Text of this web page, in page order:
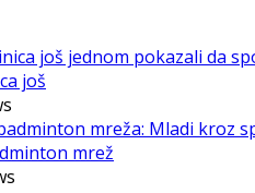
još
mrež